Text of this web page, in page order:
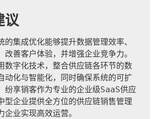
议
的集成优化能够提升数据管理效率、
改善客户体验，并增强企业竞争力。
数字化技术，整合供应链各环节的数
动化与智能化，同时确保系统的可扩
纷享销客作为专业的企业级SaaS供应
型企业提供全方位的供应链销售管理
企业实现高效运营。